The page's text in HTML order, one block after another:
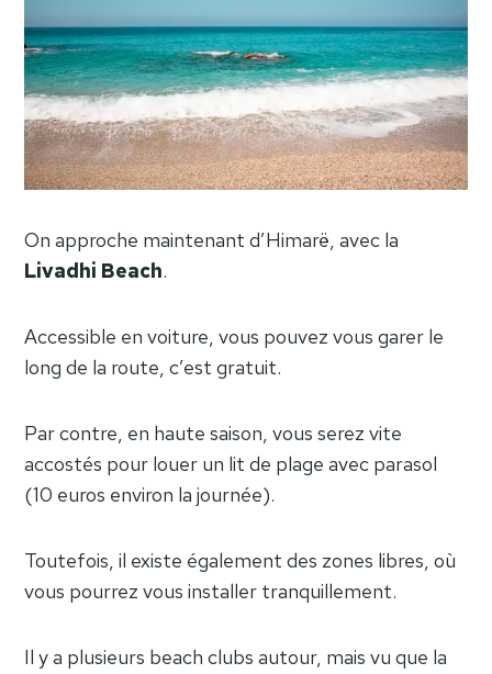
On approche maintenant d’Himarë, avec la
Livadhi Beach.
Accessible en voiture, vous pouvez vous garer le
long de la route, c’est gratuit.
Par contre, en haute saison, vous serez vite
accostés pour louer un lit de plage avec parasol
(10 euros environ la journée).
Toutefois, il existe également des zones libres, où
vous pourrez vous installer tranquillement.
Il y a plusieurs beach clubs autour, mais vu que la